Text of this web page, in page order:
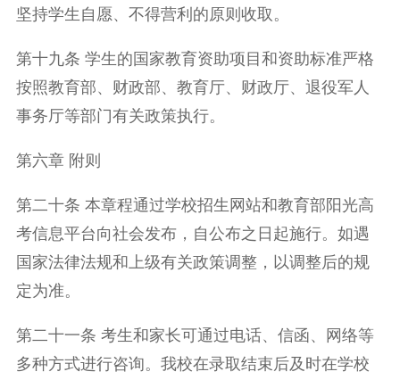
坚持学生自愿、不得营利的原则收取。
第十九条 学生的国家教育资助项目和资助标准严格
按照教育部、财政部、教育厅、财政厅、退役军人
事务厅等部门有关政策执行。
第六章 附则
第二十条 本章程通过学校招生网站和教育部阳光高
考信息平台向社会发布，自公布之日起施行。如遇
国家法律法规和上级有关政策调整，以调整后的规
定为准。
第二十一条 考生和家长可通过电话、信函、网络等
多种方式进行咨询。我校在录取结束后及时在学校